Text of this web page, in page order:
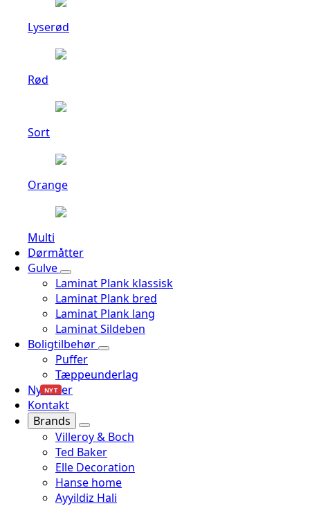
Lyserød
Rød
Sort
Orange
Multi
Dørmåtter
Gulve
Laminat Plank klassisk
Laminat Plank bred
Laminat Plank lang
Laminat Sildeben
Boligtilbehør
Puffer
Tæppeunderlag
Nyheder
NYT
Kontakt
Brands
Villeroy & Boch
Ted Baker
Elle Decoration
Hanse home
Ayyildiz Hali